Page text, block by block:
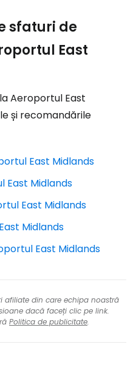
sfaturi de
East
Aeroportul East
și recomandările
East Midlands
East Midlands
East Midlands
Midlands
East Midlands
afiliate din care echipa noastră
dacă faceți clic pe link.
Politica de publicitate.